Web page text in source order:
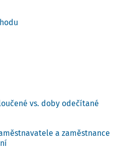
vs. doby odečítané
a zaměstnance